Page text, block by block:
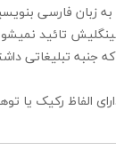
به زبان فارسی
تائید
جنبه تبلیغاتی
الفاظ رکیک یا